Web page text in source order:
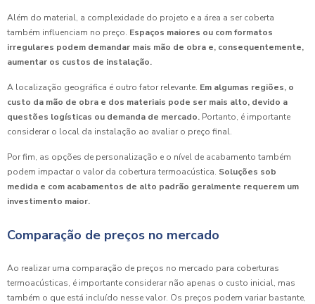
Além do material, a complexidade do projeto e a área a ser coberta
também influenciam no preço. Espaços maiores ou com formatos
irregulares podem demandar mais mão de obra e, consequentemente,
aumentar os custos de instalação.
A localização geográfica é outro fator relevante. Em algumas regiões, o
custo da mão de obra e dos materiais pode ser mais alto, devido a
questões logísticas ou demanda de mercado. Portanto, é importante
considerar o local da instalação ao avaliar o preço final.
Por fim, as opções de personalização e o nível de acabamento também
podem impactar o valor da cobertura termoacústica. Soluções sob
medida e com acabamentos de alto padrão geralmente requerem um
investimento maior.
Comparação de preços no mercado
Ao realizar uma comparação de preços no mercado para coberturas
termoacústicas, é importante considerar não apenas o custo inicial, mas
também o que está incluído nesse valor. Os preços podem variar bastante,